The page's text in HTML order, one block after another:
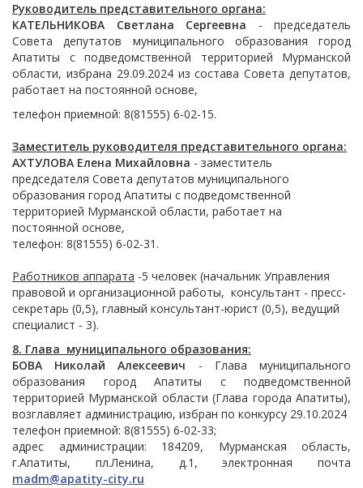
Руководитель представительного органа:
КАТЕЛЬНИКОВА Светлана Сергеевна - председатель
Совета депутатов муниципального образования город
Апатиты с подведомственной территорией Мурманской
области, избрана 29.09.2024 из состава Совета депутатов,
работает на постоянной основе,
телефон приемной: 8(81555) 6-02-15.
Заместитель руководителя представительного органа:
АХТУЛОВА Елена Михайловна - заместитель
председателя Совета депутатов муниципального
образования город Апатиты с подведомственной
территорией Мурманской области, работает на
постоянной основе,
телефон: 8(81555) 6-02-31.
Работников аппарата -5 человек (начальник Управления
правовой и организационной работы, консультант - пресс-
секретарь (0,5), главный консультант-юрист (0,5), ведущий
специалист - 3).
8. Глава муниципального образования:
БОВА Николай Алексеевич - Глава муниципального
образования город Апатиты с подведомственной
территорией Мурманской области (Глава города Апатиты),
возглавляет администрацию, избран по конкурсу 29.10.2024
телефон приемной: 8(81555) 6-02-33;
адрес администрации: 184209, Мурманская область,
г.Апатиты, пл.Ленина, д.1, электронная почта
madm@apatity-city.ru